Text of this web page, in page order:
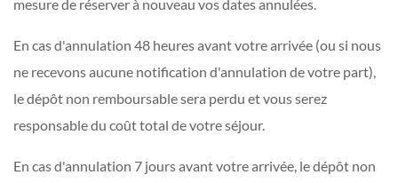
mesure de réserver à nouveau vos dates annulées.
En cas d'annulation 48 heures avant votre arrivée (ou si nous
ne recevons aucune notification d'annulation de votre part),
le dépôt non remboursable sera perdu et vous serez
responsable du coût total de votre séjour.
En cas d'annulation 7 jours avant votre arrivée, le dépôt non